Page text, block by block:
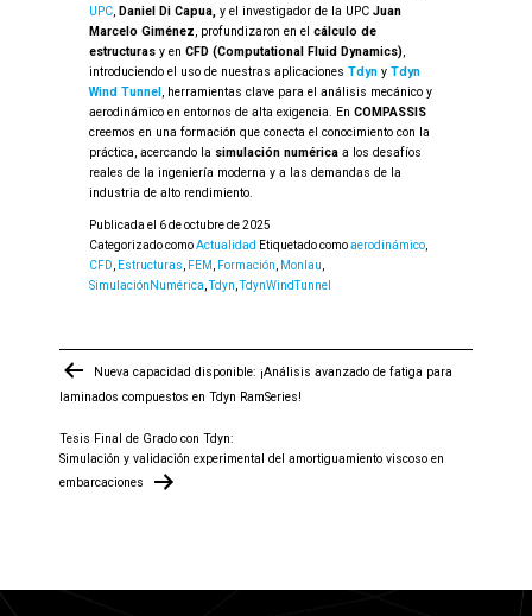
UPC, Daniel Di Capua, y el investigador de la UPC Juan
Marcelo Giménez, profundizaron en el cálculo de
estructuras y en CFD (Computational Fluid Dynamics),
introduciendo el uso de nuestras aplicaciones Tdyn y Tdyn
Wind Tunnel, herramientas clave para el análisis mecánico y
aerodinámico en entornos de alta exigencia. En COMPASSIS
creemos en una formación que conecta el conocimiento con la
práctica, acercando la simulación numérica a los desafíos
reales de la ingeniería moderna y a las demandas de la
industria de alto rendimiento.
Publicada el 6 de octubre de 2025
Categorizado comoActualidad Etiquetado comoaerodinámico
CFD
Estructuras FEM Formación Monlau
SimulaciónNumérica ,Tdyn ,TdynWindTunnel
Navegación
de
Nueva capacidad disponible: ¡Análisis avanzado de fatiga para
laminados compuestos en Tdyn RamSeries!
Tesis Final de Grado con Tdyn:
Simulación y validación experimental del amortiguamiento viscoso en
embarcaciones